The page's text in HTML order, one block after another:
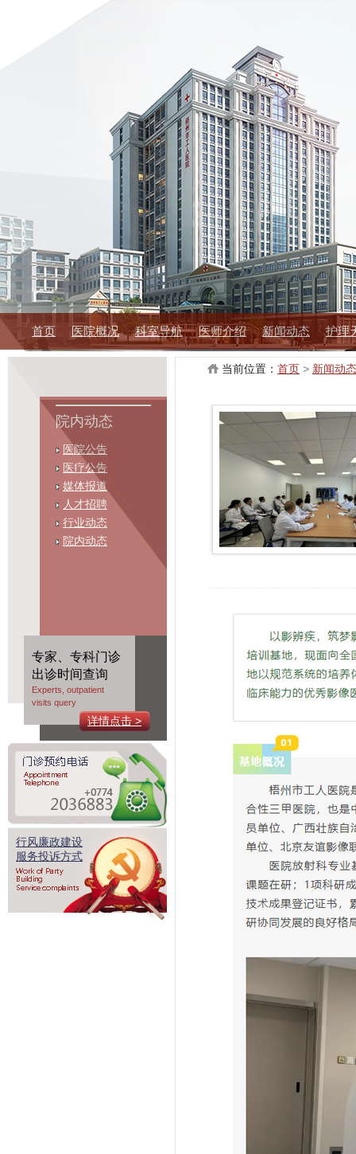
首页 医院概况 科室导航 医师介绍 新闻动态 护理
院内动态
医院公告
医疗公告
媒体报道
人才招聘
行业动态
院内动态
专家、专科门诊
出诊时间查询
Experts, outpatient
visits query
详情点击 >
行风廉政建设
服务投诉方式
当前位置： 首页 > 新闻动态